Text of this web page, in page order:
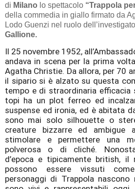
di Milano lo spettacolo “Trappola
della commedia in giallo firmato da
Lodo Guenzi nel ruolo
Gallione.
Il 25 novembre 1952,
andava in scena per la prima
Agatha Christie. Da allora, per 70
il sipario si è alzato su questa
tempo e di straordinaria efficacia
topi ha un plot ferreo ed
suspense ed ironia, ed è abitata
sono mai solo silhouette o
creature bizzarre ed ambigue
stimolare e permettere una
polverosa o di cliché.
d’epoca e tipicamente british,
possono essere vissuti
personaggi di Trappola